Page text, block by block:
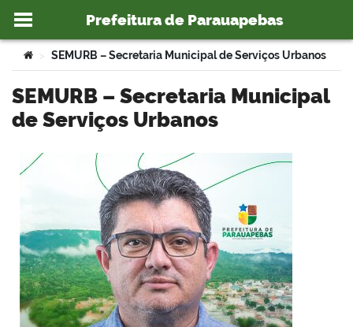
Ir para o conteúdo
Prefeitura de Parauapebas
portal
Você está aqui:
> SEMURB – Secretaria Municipal de Serviços Urbanos
SEMURB – Secretaria Municipal
de Serviços Urbanos